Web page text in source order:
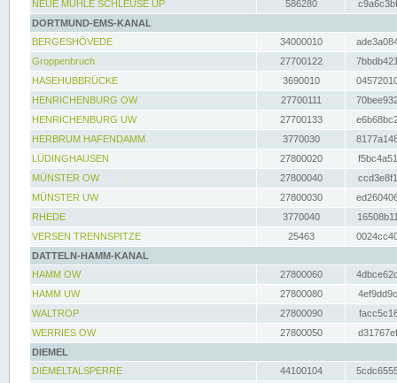
NEUE MÜHLE SCHLEUSE UP
586280
DORTMUND-EMS-KANAL
BERGESHÖVEDE
34000010
Groppenbruch
27700122
HASEHUBBRÜCKE
3690010
HENRICHENBURG OW
27700111
HENRICHENBURG UW
27700133
HERBRUM HAFENDAMM
3770030
LÜDINGHAUSEN
27800020
MÜNSTER OW
27800040
MÜNSTER UW
27800030
RHEDE
3770040
VERSEN TRENNSPITZE
25463
DATTELN-HAMM-KANAL
HAMM OW
27800060
HAMM UW
27800080
WALTROP
27800090
WERRIES OW
27800050
DIEMEL
DIEMELTALSPERRE
44100104